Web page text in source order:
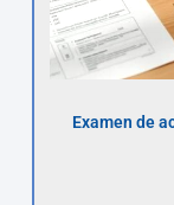
Examen de